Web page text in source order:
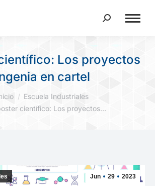
Buscar:
Los proyectos
en cartel
Escuela Industriales
científico: Los proyectos…
Jun 29 2023